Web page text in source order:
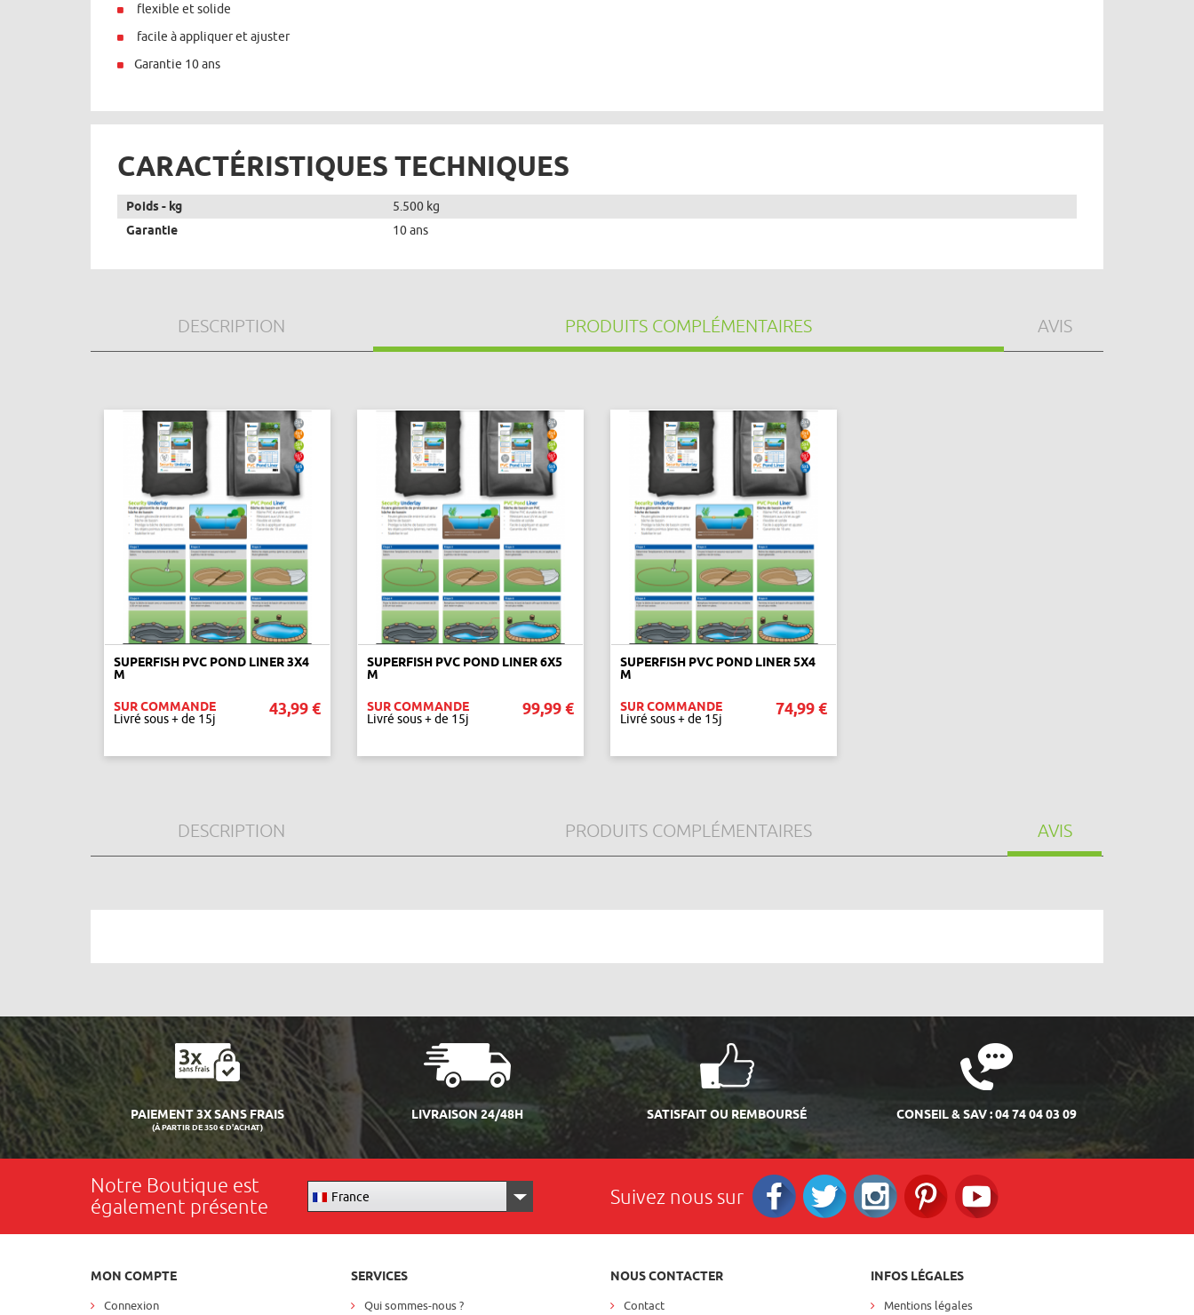
flexible et solide
facile à appliquer et ajuster
Garantie 10 ans
CARACTÉRISTIQUES TECHNIQUES
Poids - kg
5.500 kg
Garantie
10 ans
DESCRIPTION PRODUITS COMPLÉMENTAIRES AVIS
SUPERFISH PVC POND LINER 3X4
M
SUR COMMANDE
Livré sous + de 15j
43,99 €
SUPERFISH PVC POND LINER 6X5
M
SUR COMMANDE
Livré sous + de 15j
99,99 €
SUPERFISH PVC POND LINER 5X4
M
SUR COMMANDE
Livré sous + de 15j
74,99 €
DESCRIPTION PRODUITS COMPLÉMENTAIRES AVIS
PAIEMENT 3X SANS FRAIS
(À PARTIR DE 350 € D'ACHAT)
LIVRAISON 24/48H SATISFAIT OU REMBOURSÉ CONSEIL & SAV : 04 74 04 03 09
Notre Boutique est
également présente
France Suivez nous sur
MON COMPTE
Connexion
SERVICES
Qui sommes-nous ?
NOUS CONTACTER
Contact
INFOS LÉGALES
Mentions légales